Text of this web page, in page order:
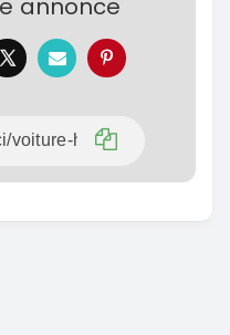
annonce